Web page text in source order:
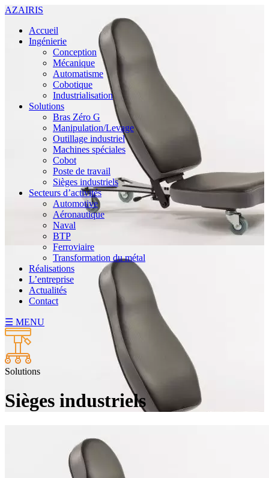
AZAIRIS
Accueil
Ingénierie
Conception
Mécanique
Automatisme
Cobotique
Industrialisation
Solutions
Bras Zéro G
Manipulation/Levage
Outillage industriel
Machines spéciales
Cobot
Poste de travail
Sièges industriels
Secteurs d’activités
Automotive
Aéronautique
Naval
BTP
Ferroviaire
Transformation du métal
Réalisations
L’entreprise
Actualités
Contact
☰ MENU
Solutions
Sièges industriels